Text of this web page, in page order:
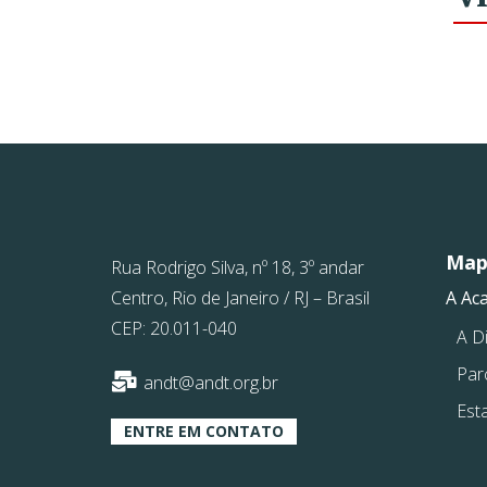
Rua Rodrigo Silva, nº 18, 3º andar
Centro, Rio de Janeiro / RJ – Brasil
CEP: 20.011-040
andt@andt.org.br
ENTRE EM CONTATO
A
A